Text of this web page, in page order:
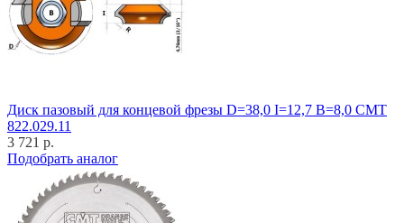
Диск пазовый для концевой фрезы D=38,0 I=12,7 B=8,0 CMT
822.029.11
3 721 р.
Подобрать аналог